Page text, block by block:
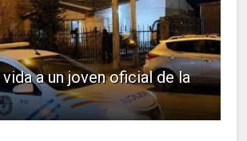
a un joven oficial de la